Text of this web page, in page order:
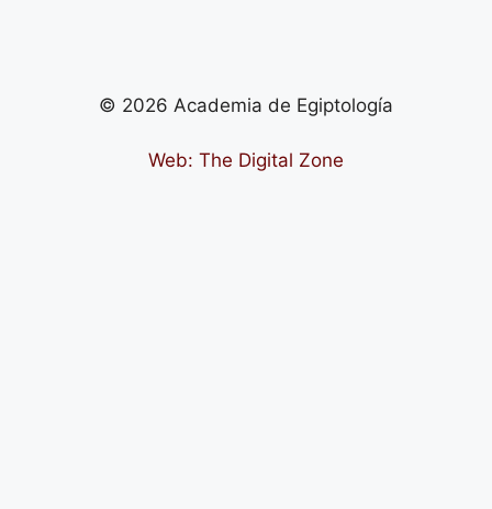
© 2026 Academia de Egiptología
Web: The Digital Zone